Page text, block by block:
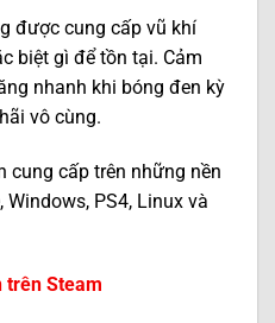
được cung cấp vũ khí
biệt gì để tồn tại. Cảm
nhanh khi bóng đen kỳ
vô cùng.
cung cấp trên những nền
Windows, PS4, Linux và
trên Steam